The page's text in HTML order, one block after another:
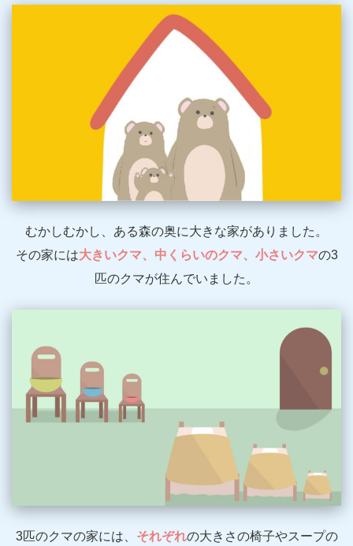
むかしむかし、ある森の奥に大きな家がありました。
その家には大きいクマ、中くらいのクマ、小さいクマの3
匹のクマが住んでいました。
3匹のクマの家には、 それぞれの大きさの椅子やスープの